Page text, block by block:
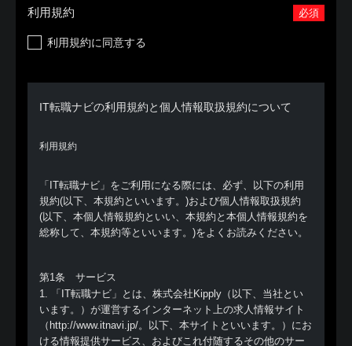
必須
利用規約
利用規約に同意する
IT転職ナビの利用規約と個人情報取扱規約について
利用規約
「IT転職ナビ」をご利用になる際には、必ず、以下の利用
規約(以下、本規約といいます。)および個人情報取扱規約
(以下、本個人情報規約といい、本規約と本個人情報規約を
総称して、本規約等といいます。)をよくお読みください。
第1条 サービス
1. 「IT転職ナビ」とは、株式会社Kipply（以下、当社とい
います。）が運営するインターネット上の求人情報サイト
（http://www.itnavi.jp/。以下、本サイトといいます。）にお
ける情報提供サービス、およびこれ付随するその他のサー